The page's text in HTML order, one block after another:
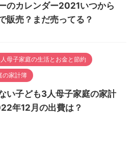
のカレンダー2021いつから
販売？まだ売ってる？
母子家庭の生活とお金と節約
の家計簿
い子ども3人母子家庭の家計
年12月の出費は？